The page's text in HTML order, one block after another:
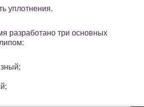
уплотнения.
разработано три основных